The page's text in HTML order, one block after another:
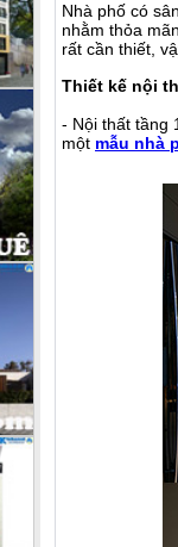
Nhà phố có
nhằm thỏa
rất cần thiết,
Thiết kế nội
- Nội thất tầng
một mẫu nhà